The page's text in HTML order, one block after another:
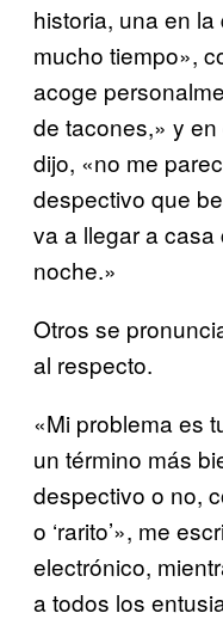
historia, una en
mucho tiempo»,
acoge
de tacones,» y
dijo, «no me
despectivo que
va a llegar a
noche.»
Otros se
al respecto.
«Mi problema es
un término más
despectivo o no,
o ‘rarito’», me
electrónico,
a todos los